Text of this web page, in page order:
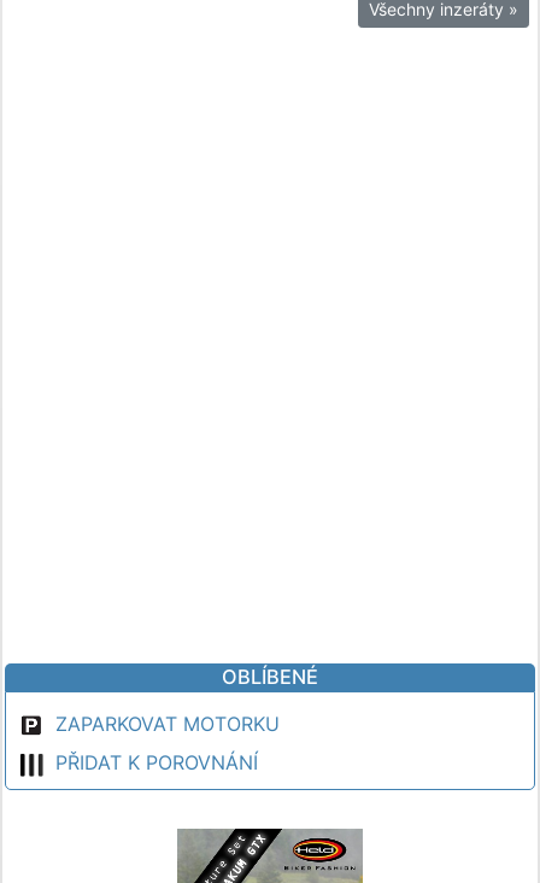
Všechny inzeráty »
OBLÍBENÉ
ZAPARKOVAT MOTORKU
PŘIDAT K POROVNÁNÍ